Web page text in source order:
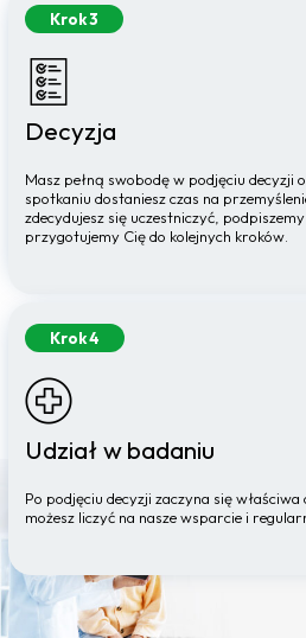
Krok 3
Decyzja
Masz pełną swobodę w podjęciu decyzji
spotkaniu dostaniesz czas na
zdecydujesz się uczestniczyć,
przygotujemy Cię do kolejnych kroków.
Krok 4
Udział w badaniu
Po podjęciu decyzji zaczyna się właściwa
możesz liczyć na nasze wsparcie i